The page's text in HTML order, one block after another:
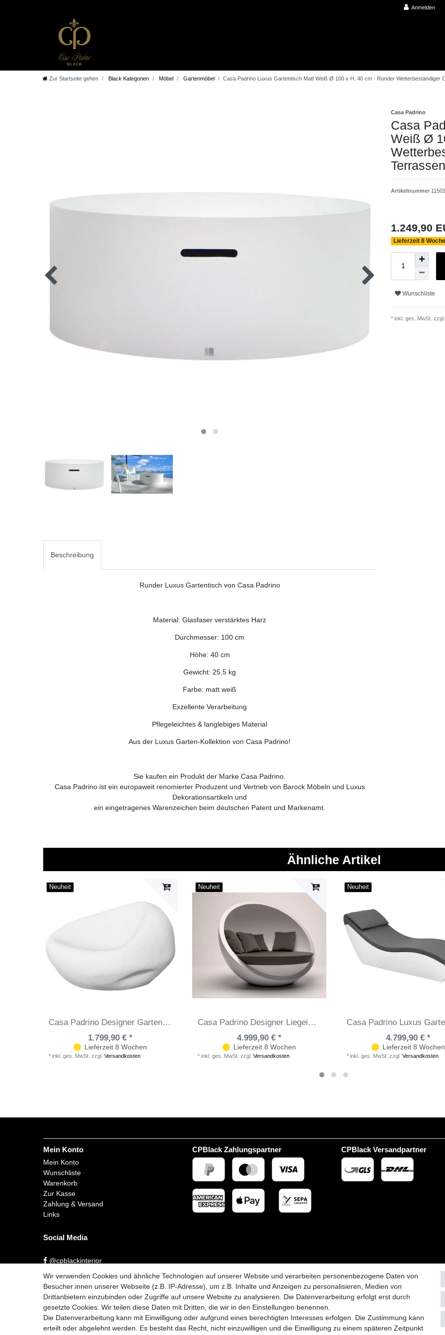
Anmelden
Zur Startseite gehen Black Kategorien Möbel Gartenmöbel Casa Padrino Luxus Gartentisch Matt Weiß Ø 100 x H. 40 cm - Runder Wetterbeständiger
Casa Padrino
Casa
Weiß Ø
Artikelnummer
1.249,90
Lieferzeit 8
Wunschliste
* inkl. ges. MwSt. zzgl.
Beschreibung
Runder Luxus Gartentisch von Casa Padrino
Material: Glasfaser verstärktes Harz
Durchmesser: 100 cm
Höhe: 40 cm
Gewicht: 25,5 kg
Farbe: matt weiß
Exzellente Verarbeitung
Pflegeleichtes & langlebiges Material
Aus der Luxus Garten-Kollektion von Casa Padrino!
Sie kaufen ein Produkt der Marke Casa Padrino.
Casa Padrino ist ein europaweit renomierter Produzent und Vertrieb von Barock Möbeln und Luxus
Dekorationsartikeln und
ein eingetragenes Warenzeichen beim deutschen Patent und Markenamt.
Ähnliche Artikel
Neuheit
Casa Padrino Designer Gartensessel Matt Weiß 100 x 110 x H. 70 cm - Wetterbeständiger Garten Terrassen Sessel - Hotel Möbel - Luxus Qualität
1.799,90 € *
Lieferzeit 8 Wochen
*inkl. ges. MwSt. zzgl.Versandkosten
Neuheit
Casa Padrino Designer Liegeinsel Matt Weiß / Dunkelgrau 140 x 130 x H. 122 cm - Wetterbeständiger Sonneninsel - Garten Terrassen Hotel Möbel - Luxus Qualität
4.999,90 € *
Lieferzeit 8 Wochen
*inkl. ges. MwSt. zzgl.Versandkosten
Neuheit
4.799,90 € *
Lieferzeit 8 Wochen
*inkl. ges. MwSt. zzgl.Versandkosten
Mein Konto
Mein Konto
Wunschliste
Warenkorb
Zur Kasse
Zahlung & Versand
Links
Social Media
@cpblackinterior
CPBlack Zahlungspartner CPBlack Versandpartner
Impressum Daten­schutz­erklärung Widerrufs­recht Vertrag
Wir verwenden Cookies und ähnliche Technologien auf unserer Website und verarbeiten personenbezogene Daten von
Besucher:innen unserer Webseite (z.B. IP-Adresse), um z.B. Inhalte und Anzeigen zu personalisieren, Medien von
Drittanbietern einzubinden oder Zugriffe auf unsere Website zu analysieren. Die Datenverarbeitung erfolgt erst durch
gesetzte Cookies. Wir teilen diese Daten mit Dritten, die wir in den Einstellungen benennen.
Die Datenverarbeitung kann mit Einwilligung oder aufgrund eines berechtigten Interesses erfolgen. Die Zustimmung kann
erteilt oder abgelehnt werden. Es besteht das Recht, nicht einzuwilligen und die Einwilligung zu einem späteren Zeitpunkt